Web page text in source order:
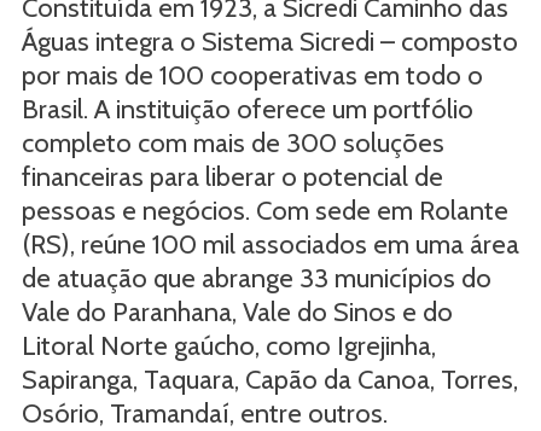
Constituída em 1923, a Sicredi Caminho das
Águas integra o Sistema Sicredi – composto
por mais de 100 cooperativas em todo o
Brasil. A instituição oferece um portfólio
completo com mais de 300 soluções
financeiras para liberar o potencial de
pessoas e negócios. Com sede em Rolante
(RS), reúne 100 mil associados em uma área
de atuação que abrange 33 municípios do
Vale do Paranhana, Vale do Sinos e do
Litoral Norte gaúcho, como Igrejinha,
Sapiranga, Taquara, Capão da Canoa, Torres,
Osório, Tramandaí, entre outros.